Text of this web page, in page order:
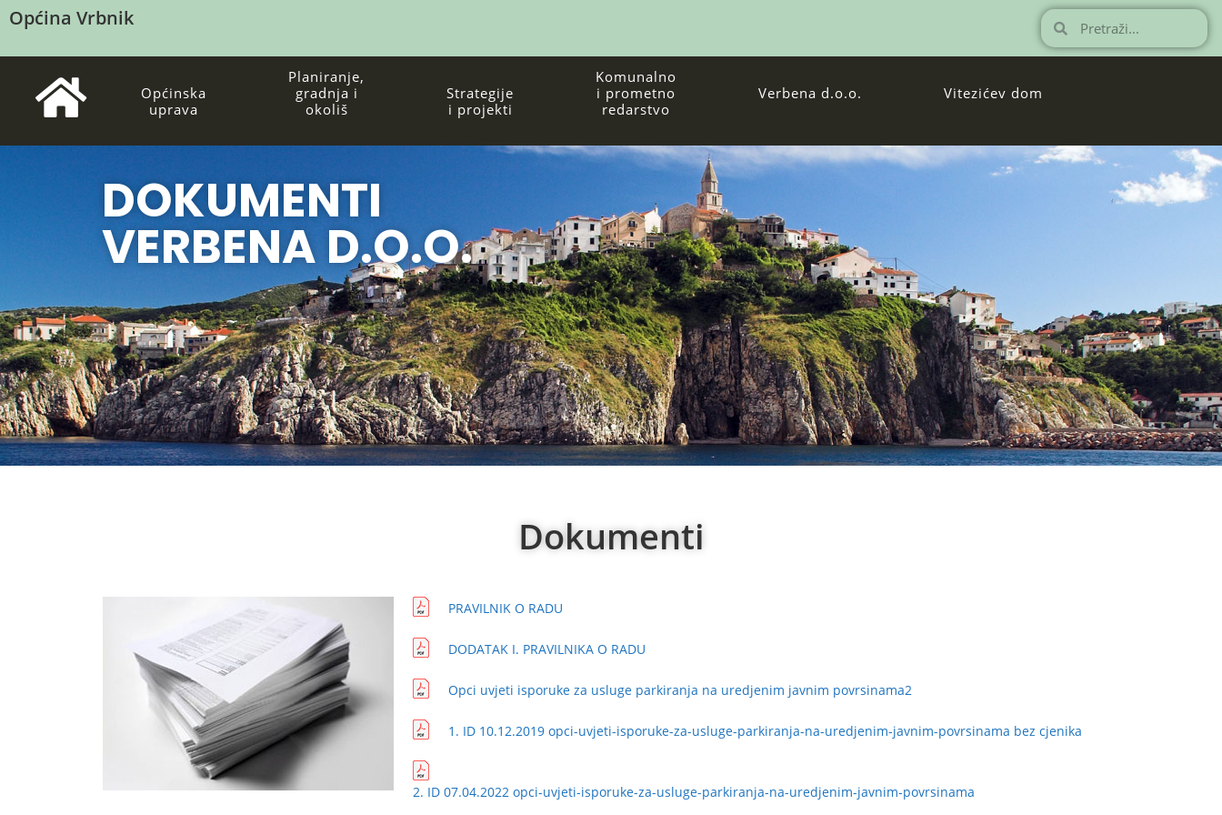
Općina Vrbnik
Općinska
uprava
Planiranje,
gradnja i
okoliš
Strategije
i projekti
Komunalno
i prometno
redarstvo
Verbena d.o.o. Vitezićev dom
DOKUMENTI
VERBENA D.O.O.
Dokumenti
PRAVILNIK O RADU
DODATAK I. PRAVILNIKA O RADU
Opci uvjeti isporuke za usluge parkiranja na uredjenim javnim povrsinama2
1. ID 10.12.2019 opci-uvjeti-isporuke-za-usluge-parkiranja-na-uredjenim-javnim-povrsinama bez cjenika
2. ID 07.04.2022 opci-uvjeti-isporuke-za-usluge-parkiranja-na-uredjenim-javnim-povrsinama